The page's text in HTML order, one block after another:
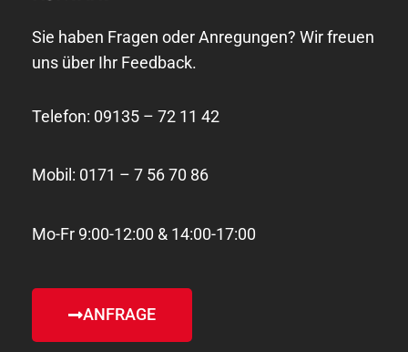
Sie haben Fragen oder Anregungen? Wir freuen
uns über Ihr Feedback.
Telefon: 09135 – 72 11 42
Mobil: 0171 – 7 56 70 86
Mo-Fr 9:00-12:00 & 14:00-17:00
ANFRAGE